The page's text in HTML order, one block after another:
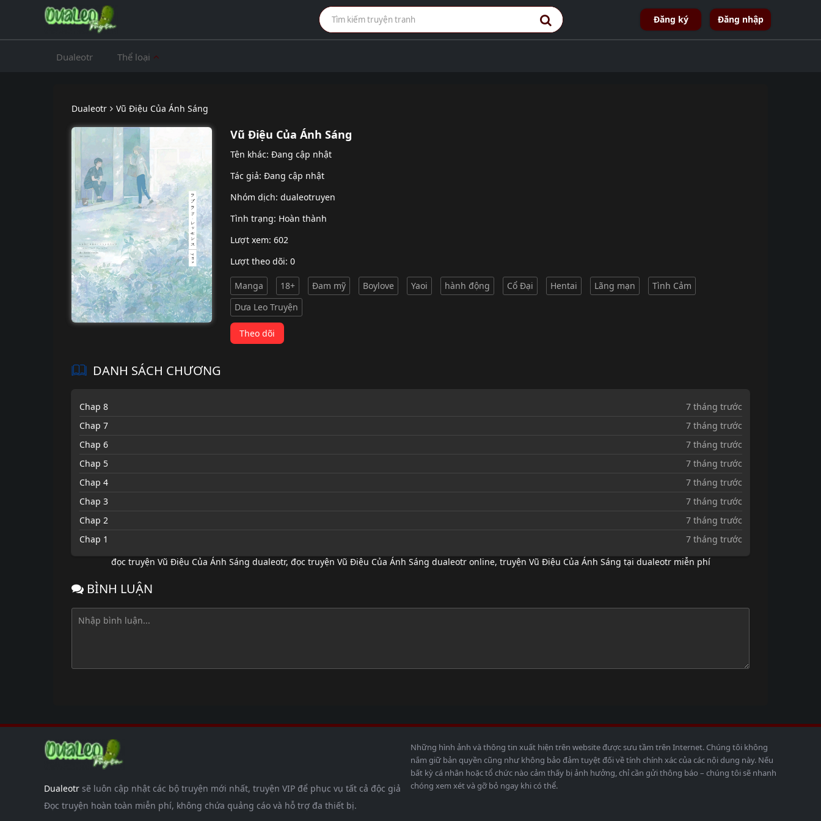
Đăng ký Đăng nhập
Dualeotr Thể loại
Dualeotr Vũ Điệu Của Ánh Sáng
Vũ Điệu Của Ánh Sáng
Tên khác: Đang cập nhật
Tác giả: Đang cập nhật
Nhóm dịch: dualeotruyen
Tình trạng: Hoàn thành
Lượt xem: 602
Lượt theo dõi: 0
Manga 18+ Đam mỹ Boylove Yaoi hành động Cổ Đại Hentai Lãng mạn
Tình Cảm
Dưa Leo Truyện
Theo dõi
DANH SÁCH CHƯƠNG
Chap 8
7 tháng trước
Chap 7
7 tháng trước
Chap 6
7 tháng trước
Chap 5
7 tháng trước
Chap 4
7 tháng trước
Chap 3
7 tháng trước
Chap 2
7 tháng trước
Chap 1
7 tháng trước
đọc truyện Vũ Điệu Của Ánh Sáng dualeotr, đọc truyện Vũ Điệu Của Ánh Sáng dualeotr online, truyện Vũ Điệu Của Ánh Sáng tại dualeotr miễn phí
BÌNH LUẬN
Dualeotr sẽ luôn cập nhật các bộ truyện mới nhất, truyện VIP để phục vụ tất cả độc giả
Đọc truyện hoàn toàn miễn phí, không chứa quảng cáo và hỗ trợ đa thiết bị.
Những hình ảnh và thông tin xuất hiện trên website được sưu tầm trên Internet. Chúng tôi không
nắm giữ bản quyền cũng như không bảo đảm tuyệt đối về tính chính xác của các nội dung này. Nếu
bất kỳ cá nhân hoặc tổ chức nào cảm thấy bị ảnh hưởng, chỉ cần gửi thông báo – chúng tôi sẽ nhanh
chóng xem xét và gỡ bỏ ngay khi có thể.